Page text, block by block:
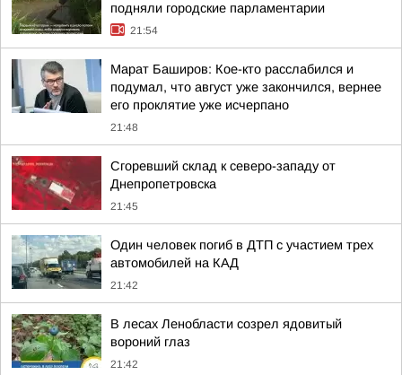
подняли городские парламентарии
21:54
Марат Баширов: Кое-кто расслабился и
подумал, что август уже закончился, вернее
его проклятие уже исчерпано
21:48
Сгоревший склад к северо-западу от
Днепропетровска
21:45
Один человек погиб в ДТП с участием трех
автомобилей на КАД
21:42
В лесах Ленобласти созрел ядовитый
вороний глаз
21:42